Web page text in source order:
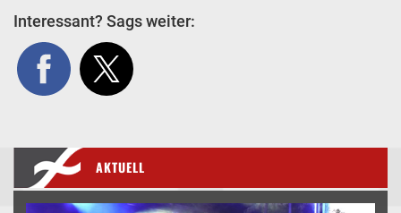
Interessant? Sags weiter:
AKTUELL